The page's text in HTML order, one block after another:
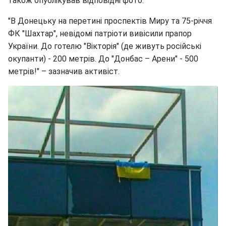
"В Донецьку на перетині проспектів Миру та 75-річчя
ФК "Шахтар", невідомі патріоти вивісили прапор
України. До готелю "Вікторія" (де живуть російські
окупанти) - 200 метрів. До "Донбас – Арени" - 500
метрів!" – зазначив активіст.